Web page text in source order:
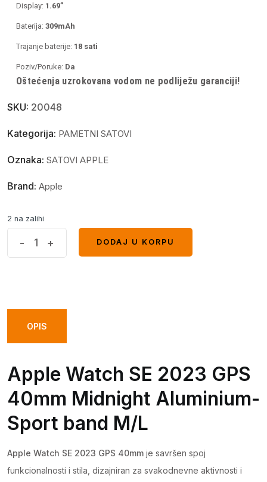
Display: 1.69”
Baterija: 309mAh
Trajanje baterije: 18 sati
Poziv/Poruke: Da
Oštećenja uzrokovana vodom ne podliježu garanciji!
SKU: 20048
Kategorija: PAMETNI SATOVI
Oznaka: SATOVI APPLE
Brand: Apple
2 na zalihi
40mm
Sport
band
quantity
- +
DODAJ U KORPU
OPIS
Apple Watch SE 2023 GPS
40mm Midnight Aluminium-
Sport band M/L
Apple Watch SE 2023 GPS 40mm je savršen spoj
funkcionalnosti i stila, dizajniran za svakodnevne aktivnosti i